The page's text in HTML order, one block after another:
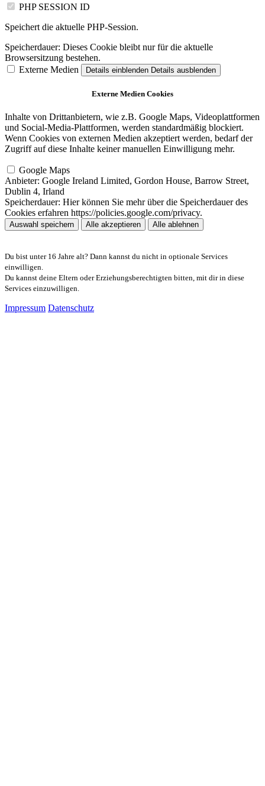
PHP SESSION ID
Speichert die aktuelle PHP-Session.
Speicherdauer: Dieses Cookie bleibt nur für die aktuelle
Browsersitzung bestehen.
Externe Medien
Details einblenden Details ausblenden
Externe Medien Cookies
Inhalte von Drittanbietern, wie z.B. Google Maps, Videoplattformen
und Social-Media-Plattformen, werden standardmäßig blockiert.
Wenn Cookies von externen Medien akzeptiert werden, bedarf der
Zugriff auf diese Inhalte keiner manuellen Einwilligung mehr.
Google Maps
Anbieter: Google Ireland Limited, Gordon House, Barrow Street,
Dublin 4, Irland
Speicherdauer: Hier können Sie mehr über die Speicherdauer des
Cookies erfahren https://policies.google.com/privacy.
Auswahl speichern Alle akzeptieren Alle ablehnen
Du bist unter 16 Jahre alt? Dann kannst du nicht in optionale Services
einwilligen.
Du kannst deine Eltern oder Erziehungsberechtigten bitten, mit dir in diese
Services einzuwilligen.
Impressum Datenschutz